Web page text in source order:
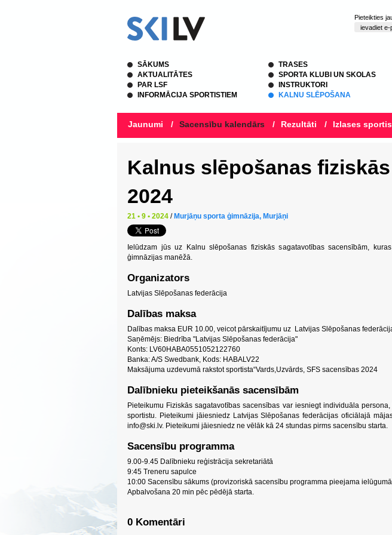
Pieteikties
SĀKUMS
AKTUALITĀTES
PAR LSF
INFORMĀCIJA SPORTISTIEM
TRASES
SPORTA KLUBI UN SKOLAS
INSTRUKTORI
KALNU SLĒPOŠANA
Jaunumi / Sacensību kalendārs / Rezultāti / Izlases
Kalnus slēpošanas
2024
21 • 9 • 2024 / Murjāņu sporta ģimnāzija, Murjāņi
Ielūdzam jūs uz Kalnu slēpošanas fiziskās sagatavotības sacensībām,
ģimnāzijas manēžā.
Organizators
Latvijas Slēpošanas federācija
Dalības maksa
Dalības maksa EUR 10.00, veicot pārskaitījumu uz Latvijas Slēpošanas
Saņēmējs: Biedrība "Latvijas Slēpošanas federācija"
Konts: LV60HABA0551052122760
Banka: A/S Swedbank, Kods: HABALV22
Maksājuma uzdevumā rakstot sportista“Vards,Uzvārds, SFS sacensības 2024
Dalībnieku pieteikšanās sacensībām
Pieteikumu Fiziskās sagatavotības sacensības var iesniegt individuāla
sportistu. Pieteikumi jāiesniedz Latvijas Slēpošanas federācijas oficiālajā
info@ski.lv. Pieteikumi jāiesniedz ne vēlāk kā 24 stundas pirms sacensību starta.
Sacensību programma
9.00-9.45 Dalībnieku reģistrācija sekretariātā
9:45 Treneru sapulce
10:00 Sacensību sākums (provizoriskā sacensību programma pieejama
Apbalvošana 20 min pēc pēdējā starta.
0 Komentāri